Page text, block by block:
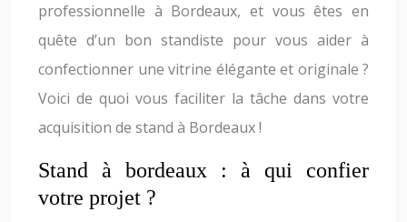
professionnelle à Bordeaux, et vous êtes en
quête d’un bon standiste pour vous aider à
confectionner une vitrine élégante et originale ?
Voici de quoi vous faciliter la tâche dans votre
acquisition de stand à Bordeaux !
Stand à bordeaux : à qui confier
votre projet ?